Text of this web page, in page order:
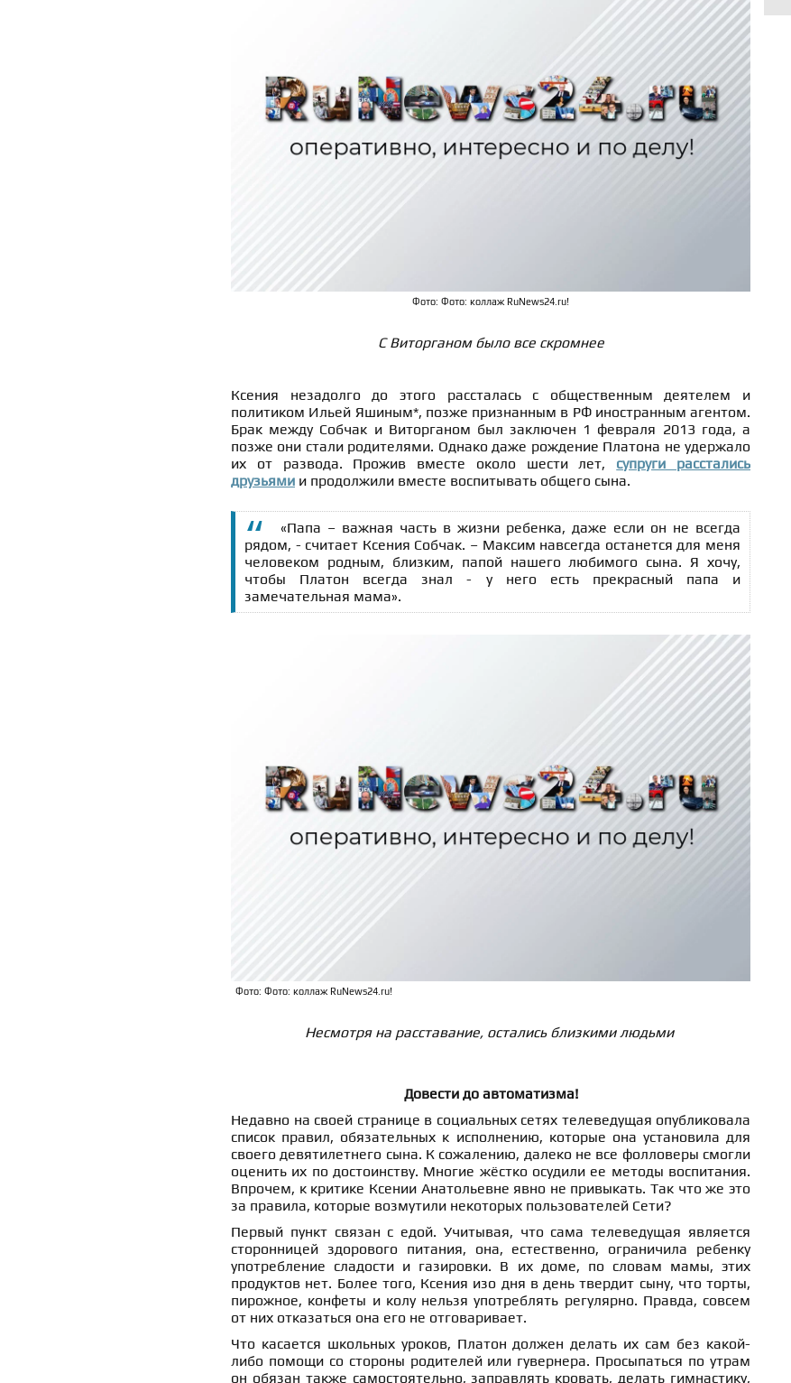
Фото: Фото: коллаж RuNews24.ru!
С Виторганом было все скромнее
Ксения незадолго до этого рассталась с общественным деятелем и
политиком Ильей Яшиным*, позже признанным в РФ иностранным агентом.
Брак между Собчак и Виторганом был заключен 1 февраля 2013 года, а
позже они стали родителями. Однако даже рождение Платона не удержало
их от развода. Прожив вместе около шести лет, супруги расстались
друзьями и продолжили вместе воспитывать общего сына.
«Папа – важная часть в жизни ребенка, даже если он не всегда
рядом, - считает Ксения Собчак. – Максим навсегда останется для меня
человеком родным, близким, папой нашего любимого сына. Я хочу,
чтобы Платон всегда знал - у него есть прекрасный папа и
замечательная мама».
Фото: Фото: коллаж RuNews24.ru!
Несмотря на расставание, остались близкими людьми
Довести до автоматизма!
Недавно на своей странице в социальных сетях телеведущая опубликовала
список правил, обязательных к исполнению, которые она установила для
своего девятилетнего сына. К сожалению, далеко не все фолловеры смогли
оценить их по достоинству. Многие жёстко осудили ее методы воспитания.
Впрочем, к критике Ксении Анатольевне явно не привыкать. Так что же это
за правила, которые возмутили некоторых пользователей Сети?
Первый пункт связан с едой. Учитывая, что сама телеведущая является
сторонницей здорового питания, она, естественно, ограничила ребенку
употребление сладости и газировки. В их доме, по словам мамы, этих
продуктов нет. Более того, Ксения изо дня в день твердит сыну, что торты,
пирожное, конфеты и колу нельзя употреблять регулярно. Правда, совсем
от них отказаться она его не отговаривает.
Что касается школьных уроков, Платон должен делать их сам без какой-
либо помощи со стороны родителей или гувернера. Просыпаться по утрам
он обязан также самостоятельно, заправлять кровать, делать гимнастику,